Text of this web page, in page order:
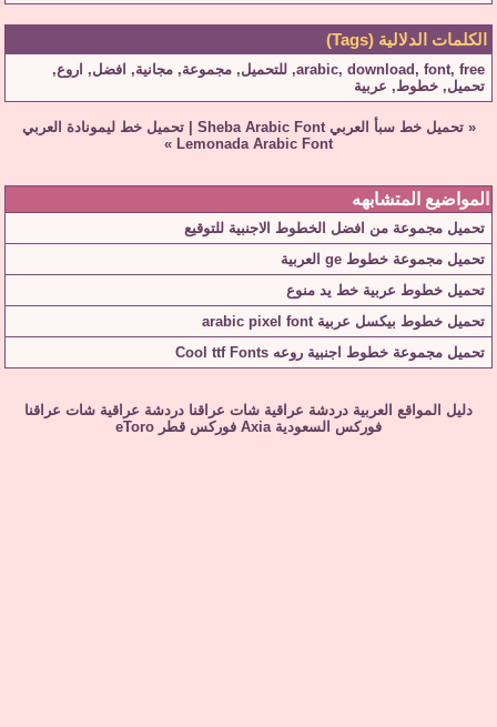
الكلمات الدلالية (Tags)
arabic, download , font, free
, للتحميل, مجموعة, مجانية, افضل, اروع,
تحميل, خطوط, عربية
« تحميل خط سبأ العربي Sheba Arabic Font |تحميل خط ليمونادة العربي
Lemonada Arabic Font
»
المواضيع المتشابهه
تحميل مجموعة من افضل الخطوط الاجنبية للتوقيع
تحميل مجموعة خطوط ge العربية
تحميل خطوط عربية خط يد منوع
تحميل خطوط بيكسل عربية arabic pixel font
تحميل مجموعة خطوط اجنبية روعه Cool ttf Fonts
دليل المواقع العربية دردشة عراقية شات عراقنا دردشة عراقية شات عراقنا
فوركس السعودية Axia فوركس قطر eToro